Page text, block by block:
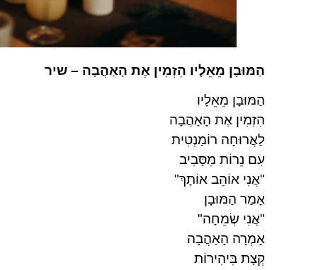
הַמּוּבָן מֵאֵלָיו הִזְמִין אֶת הָאַהֲבָה – שיר
הַמּוּבָן מֵאֵלָיו
הִזְמִין אֶת הָאַהֲבָה
לַאֲרוּחָה רוֹמַנְטִית
עִם נֵרוֹת מִסָּבִיב
"אֲנִי אוֹהֵב אוֹתָךְ"
אָמַר הַמּוּבָן
"אֲנִי שְׂמֵחָה"
אָמְרָה הָאַהֲבָה
קְצָת בִּיהִירוֹת